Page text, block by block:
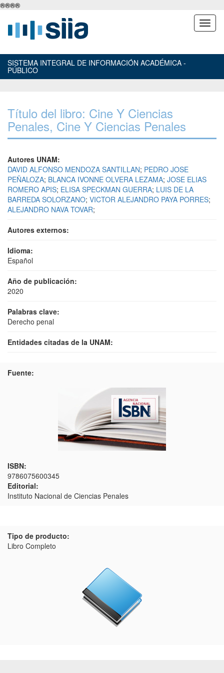
®®®®
SISTEMA INTEGRAL DE INFORMACIÓN ACADÉMICA -
PÚBLICO
Título del libro: Cine Y Ciencias
Penales, Cine Y Ciencias Penales
Autores UNAM:
DAVID ALFONSO MENDOZA SANTILLAN; PEDRO JOSE
PEÑALOZA; BLANCA IVONNE OLVERA LEZAMA; JOSE ELIAS
ROMERO APIS; ELISA SPECKMAN GUERRA; LUIS DE LA
BARREDA SOLORZANO; VICTOR ALEJANDRO PAYA PORRES;
ALEJANDRO NAVA TOVAR;
Autores externos:
Idioma:
Español
Año de publicación:
2020
Palabras clave:
Derecho penal
Entidades citadas de la UNAM:
Fuente:
ISBN:
9786075600345
Editorial:
Instituto Nacional de Ciencias Penales
Tipo de producto:
Libro Completo